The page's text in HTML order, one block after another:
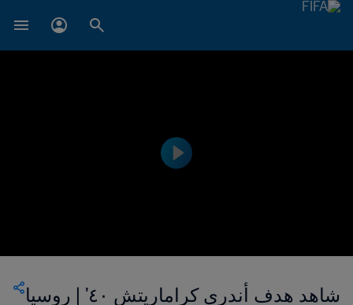
شاهد هدف أندري كراماريتش ٤٠' | روسيا